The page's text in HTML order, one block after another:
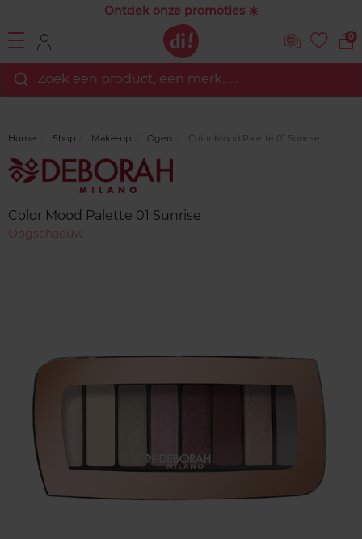
Ontdek onze promoties ☀️
0
Zoek een product, een merk…...
Home Shop Make-up Ogen Color Mood Palette 01 Sunrise
Merk
Color Mood Palette 01 Sunrise
Oogschaduw